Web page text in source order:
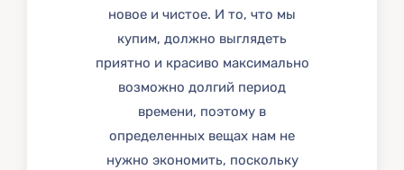
новое и чистое. И то, что мы
купим, должно выглядеть
приятно и красиво максимально
возможно долгий период
времени, поэтому в
определенных вещах нам не
нужно экономить, поскольку